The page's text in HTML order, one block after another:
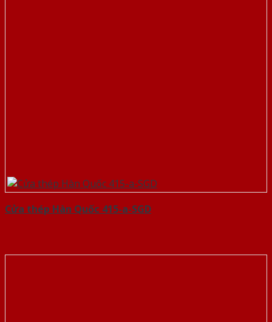
Cửa thép Hàn Quốc 415-a-SGD